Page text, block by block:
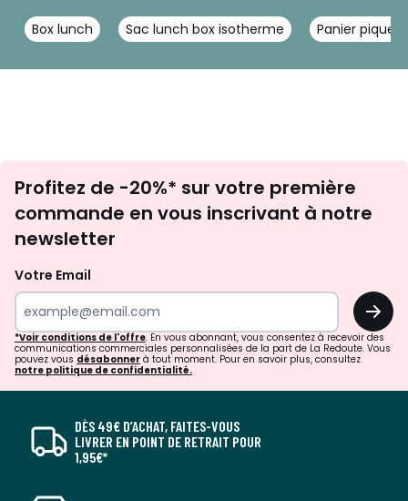
Box lunch Sac lunch box isotherme Panier pique
newsletter
Profitez de -20%* sur votre première
commande en vous inscrivant à notre
newsletter
Votre Email
OK
*Voir conditions de l'offre. En vous abonnant, vous consentez à recevoir des
communications commerciales personnalisées de la part de La Redoute. Vous
pouvez vous désabonner à tout moment. Pour en savoir plus, consultez
notre politique de confidentialité.
DÈS 49€ D’ACHAT, FAITES-VOUS
LIVRER EN POINT DE RETRAIT POUR
1,95€*